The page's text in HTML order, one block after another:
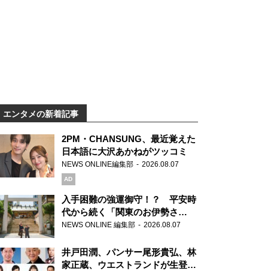
エンタメの新着記事
2PM・CHANSUNG、最近覚えた
日本語に大沢あかねがツッコミ
NEWS ONLINE編集部 2026.08.07
AD
入手困難の強運御守！？ 平安時
代から続く「関東のお伊勢さ
ま」、芝大神宮にてランパンプス
NEWS ONLINE 編集部 2026.08.07
井戸田潤、パンサー尾形貴弘、林
家正蔵、ウエストランドが生登